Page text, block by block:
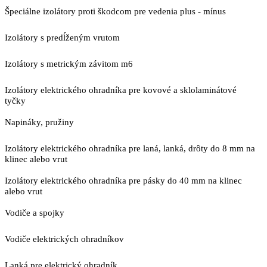
Špeciálne izolátory proti škodcom pre vedenia plus - mínus
Izolátory s predĺženým vrutom
Izolátory s metrickým závitom m6
Izolátory elektrického ohradníka pre kovové a sklolaminátové
tyčky
Napináky, pružiny
Izolátory elektrického ohradníka pre laná, lanká, drôty do 8 mm na
klinec alebo vrut
Izolátory elektrického ohradníka pre pásky do 40 mm na klinec
alebo vrut
Vodiče a spojky
Vodiče elektrických ohradníkov
Lanká pre elektrický ohradník